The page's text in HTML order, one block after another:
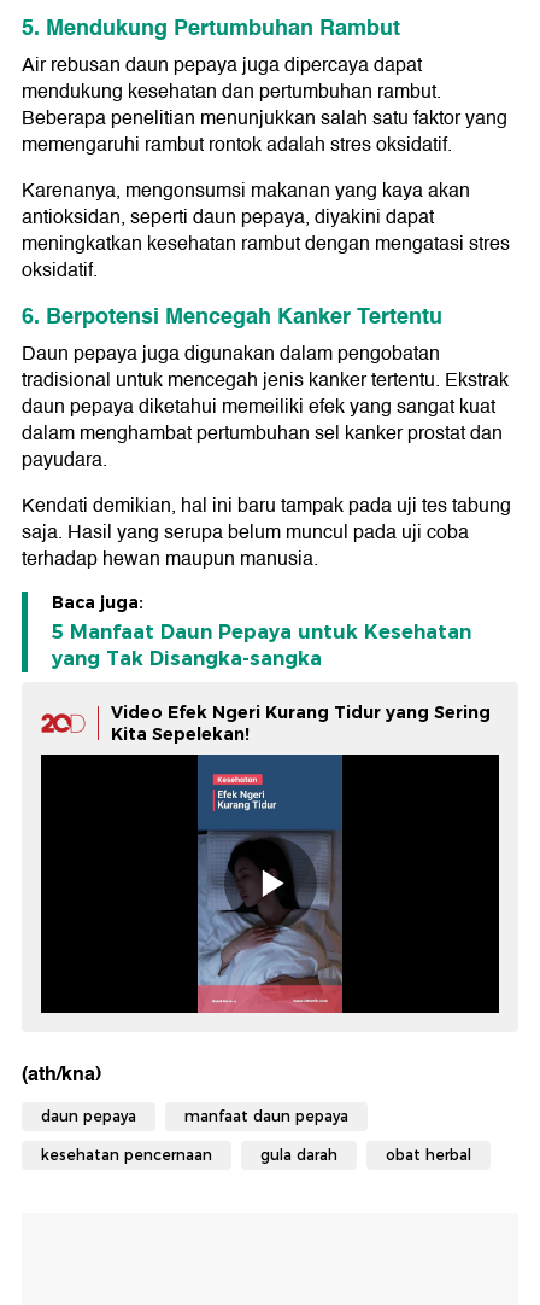
5. Mendukung Pertumbuhan Rambut
Air rebusan daun pepaya juga dipercaya dapat
mendukung kesehatan dan pertumbuhan rambut.
Beberapa penelitian menunjukkan salah satu faktor yang
memengaruhi rambut rontok adalah stres oksidatif.
Karenanya, mengonsumsi makanan yang kaya akan
antioksidan, seperti daun pepaya, diyakini dapat
meningkatkan kesehatan rambut dengan mengatasi stres
oksidatif.
6. Berpotensi Mencegah Kanker Tertentu
Daun pepaya juga digunakan dalam pengobatan
tradisional untuk mencegah jenis kanker tertentu. Ekstrak
daun pepaya diketahui memeiliki efek yang sangat kuat
dalam menghambat pertumbuhan sel kanker prostat dan
payudara.
Kendati demikian, hal ini baru tampak pada uji tes tabung
saja. Hasil yang serupa belum muncul pada uji coba
terhadap hewan maupun manusia.
Baca juga:
5 Manfaat Daun Pepaya untuk Kesehatan
yang Tak Disangka-sangka
Video Efek Ngeri Kurang Tidur yang Sering
Kita Sepelekan!
(ath/kna)
daun pepaya manfaat daun pepaya
kesehatan pencernaan gula darah obat herbal